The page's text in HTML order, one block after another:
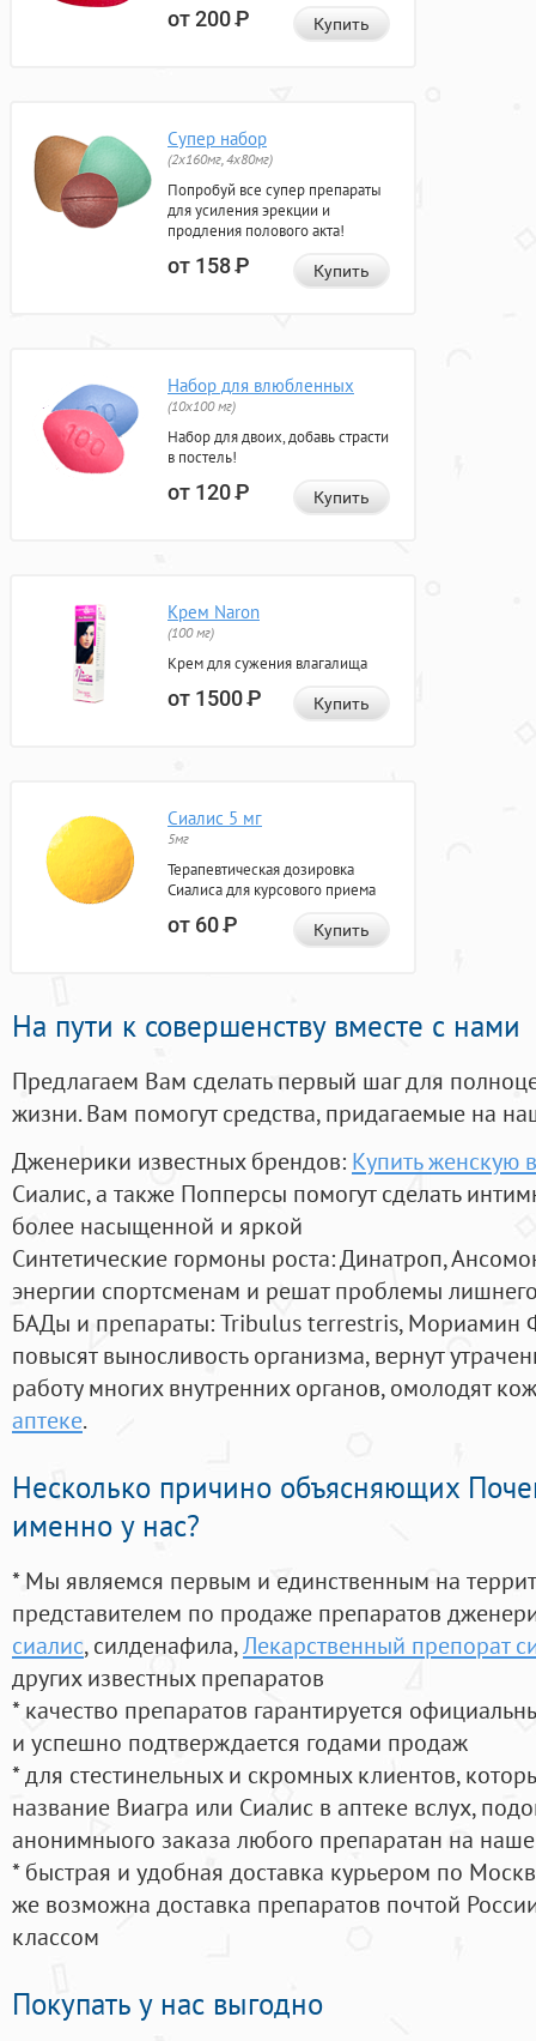
от 200Р Купить
Супер набор
(2х160мг, 4х80мг)
Попробуй все супер препараты
для усиления эрекции и
продления полового акта!
от 158Р Купить
Набор для влюбленных
(10х100 мг)
Набор для двоих, добавь страсти
в постель!
от 120Р Купить
Крем Naron
(100 мг)
Крем для сужения влагалища
от 1500Р Купить
Сиалис 5 мг
5мг
Терапевтическая дозировка
Сиалиса для курсового приема
от 60Р Купить
На пути к совершенству вместе с нами
Предлагаем Вам сделать первый шаг для
жизни. Вам помогут средства, придагаемые на
Дженерики известных брендов: Купить женскую
Сиалис, а также Попперсы помогут сделать
более насыщенной и яркой
Синтетические гормоны роста: Динатроп,
энергии спортсменам и решат проблемы
БАДы и препараты:Tribulus terrestris, Мориамин
повысят выносливость организма, вернут
работу многих внутренних органов, омолодят
аптеке.
Несколько причино объясняющих
именно у нас?
* Мы являемся первым и единственным на
представителем по продаже препаратов
сиалис, силденафила,Лекарственный препорат
других известных препаратов
* качество препаратов гарантируется
и успешно подтверждается годами продаж
* для стестинельных и скромных клиентов,
название Виагра или Сиалис в аптеке вслух,
анонимныого заказа любого препаратан на
* быстрая и удобная доставка курьером по
же возможна доставка препаратов почтой
классом
Покупать у нас выгодно